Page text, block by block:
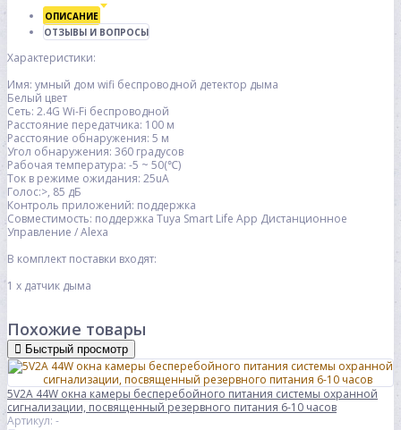
ОПИСАНИЕ
ОТЗЫВЫ И ВОПРОСЫ
Характеристики:
Имя: умный дом wifi беспроводной детектор дыма
Белый цвет
Сеть: 2.4G Wi-Fi беспроводной
Расстояние передатчика: 100 м
Расстояние обнаружения: 5 м
Угол обнаружения: 360 градусов
Рабочая температура: -5 ~ 50(℃)
Ток в режиме ожидания: 25uA
Голос:>, 85 дБ
Контроль приложений: поддержка
Совместимость: поддержка Tuya Smart Life App Дистанционное
Управление / Alexa
В комплект поставки входят:
1 х датчик дыма
Похожие товары
Быстрый просмотр
5V2A 44W окна камеры бесперебойного питания системы охранной
сигнализации, посвященный резервного питания 6-10 часов
Артикул: -